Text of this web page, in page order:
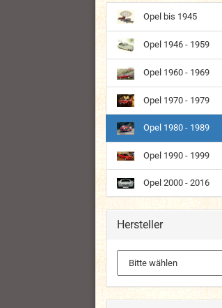
Opel bis 1945
Opel 1946 - 1959
Opel 1960 - 1969
Opel 1970 - 1979
Opel 1980 - 1989
Opel 1990 - 1999
Opel 2000 - 2016
Hersteller